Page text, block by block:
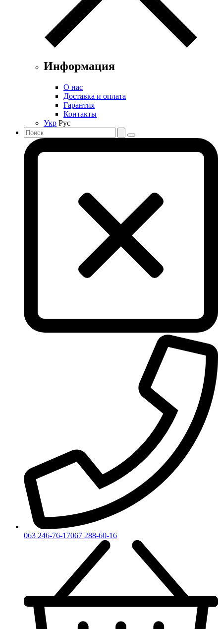
Информация
О нас
Доставка и оплата
Гарантия
Контакты
Укр Рус
063 246-76-17067 288-60-16